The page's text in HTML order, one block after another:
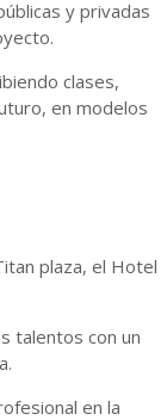
y privadas
clases,
en modelos
plaza, el Hotel
talentos con un
en la